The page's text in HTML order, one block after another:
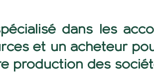
dans les
et un acheteur
production des